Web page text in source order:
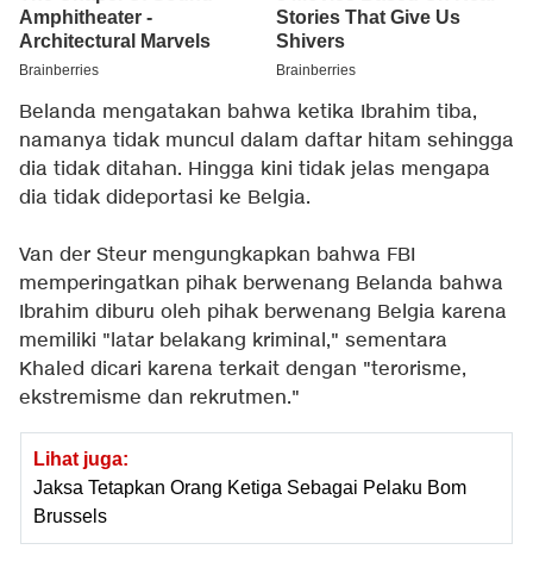
Belanda mengatakan bahwa ketika Ibrahim tiba,
namanya tidak muncul dalam daftar hitam sehingga
dia tidak ditahan. Hingga kini tidak jelas mengapa
dia tidak dideportasi ke Belgia.
Van der Steur mengungkapkan bahwa FBI
memperingatkan pihak berwenang Belanda bahwa
Ibrahim diburu oleh pihak berwenang Belgia karena
memiliki "latar belakang kriminal," sementara
Khaled dicari karena terkait dengan "terorisme,
ekstremisme dan rekrutmen."
Lihat juga:
Jaksa Tetapkan Orang Ketiga Sebagai Pelaku Bom
Brussels